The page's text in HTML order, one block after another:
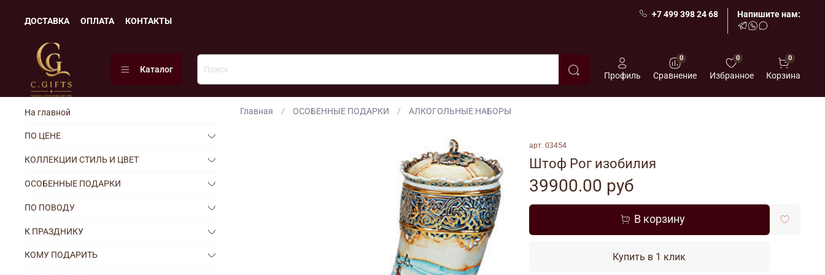
ДОСТАВКА ОПЛАТА КОНТАКТЫ
+7 499 398 24 68 Напишите нам:
Каталог
Профиль
0
Сравнение
0
Избранное
0
Корзина
Главная ОСОБЕННЫЕ ПОДАРКИ АЛКОГОЛЬНЫЕ НАБОРЫ
арт. 03454
Штоф Рог изобилия
39900.00 руб
В корзину
Купить в 1 клик
На главной
ПО ЦЕНЕ
КОЛЛЕКЦИИ СТИЛЬ И ЦВЕТ
ОСОБЕННЫЕ ПОДАРКИ
ПО ПОВОДУ
К ПРАЗДНИКУ
КОМУ ПОДАРИТЬ